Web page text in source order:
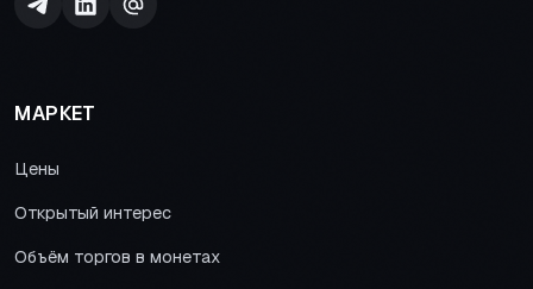
МАРКЕТ
Цены
Открытый интерес
Объём торгов в монетах